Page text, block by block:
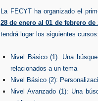
La FECYT ha organizado el
28 de enero al 01 de febrero de
tendrá lugar los siguientes cursos:
Nivel Básico (1): Una
relacionados a un tema
Nivel Básico (2):
Nivel Avanzado (1): Una